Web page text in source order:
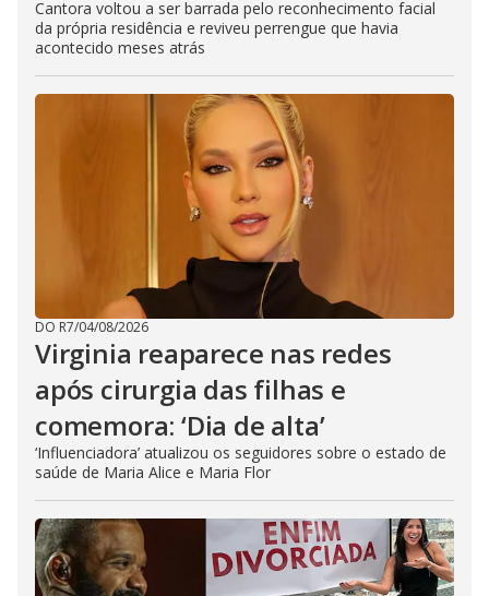
Cantora voltou a ser barrada pelo reconhecimento facial
da própria residência e reviveu perrengue que havia
acontecido meses atrás
DO R7/04/08/2026
Virginia reaparece nas redes
após cirurgia das filhas e
comemora: ‘Dia de alta’
‘Influenciadora’ atualizou os seguidores sobre o estado de
saúde de Maria Alice e Maria Flor